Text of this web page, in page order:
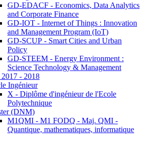
GD-EDACF - Economics, Data Analytics
and Corporate Finance
GD-IOT - Internet of Things : Innovation
and Management Program (IoT)
GD-SCUP - Smart Cities and Urban
Policy
GD-STEEM - Energy Environment :
Science Technology & Management
- 2018
Ingénieur
X - Diplôme d'ingénieur de l'Ecole
Polytechnique
(DNM)
M1QMI - M1 FODQ - Maj. QMI -
Quantique, mathematiques, informatique